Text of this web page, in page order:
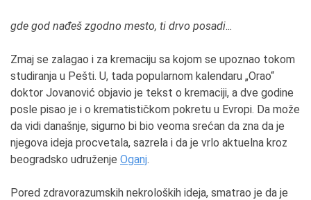
gde god nađeš zgodno mesto, ti drvo posadi...
Zmaj se zalagao i za kremaciju sa kojom se upoznao tokom
studiranja u Pešti. U, tada popularnom kalendaru „Orao“
doktor Jovanović objavio je tekst o kremaciji, a dve godine
posle pisao je i o krematističkom pokretu u Evropi. Da može
da vidi današnje, sigurno bi bio veoma srećan da zna da je
njegova ideja procvetala, sazrela i da je vrlo aktuelna kroz
beogradsko udruženje Oganj.
Pored zdravorazumskih nekroloških ideja, smatrao je da je